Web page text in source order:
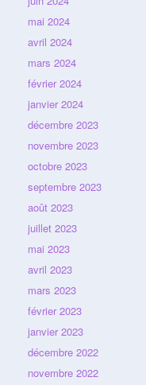
mai 2024
avril 2024
mars 2024
février 2024
janvier 2024
décembre 2023
novembre 2023
octobre 2023
septembre 2023
août 2023
juillet 2023
mai 2023
avril 2023
mars 2023
février 2023
janvier 2023
décembre 2022
novembre 2022